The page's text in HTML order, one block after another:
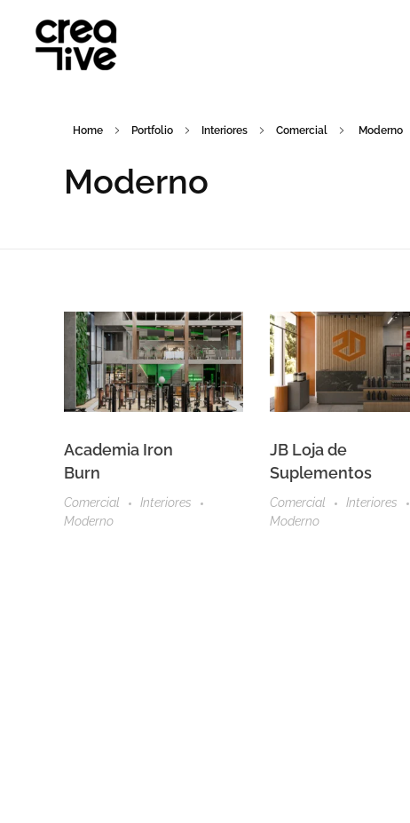
Home Portfolio Interiores Comercial Moderno
Moderno
Academia Iron
Burn
Comercial
Interiores
Moderno
JB Loja de
Suplementos
Comercial
Interiores
Moderno